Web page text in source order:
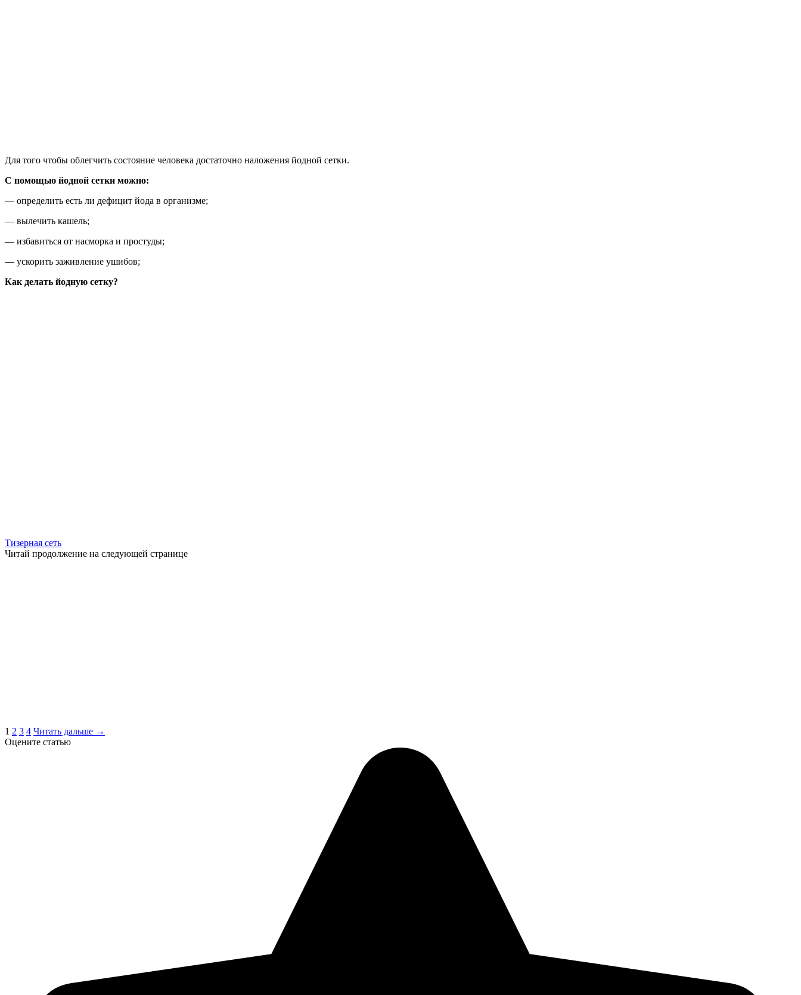
Для того чтобы облегчить состояние человека достаточно наложения йодной сетки.
С помощью йодной сетки можно:
— определить есть ли дефицит йода в организме;
— вылечить кашель;
— избавиться от насморка и простуды;
— ускорить заживление ушибов;
Как делать йодную сетку?
Тизерная сеть
Читай продолжение на следующей странице
1 2 3 4 Читать дальше →
Оцените статью